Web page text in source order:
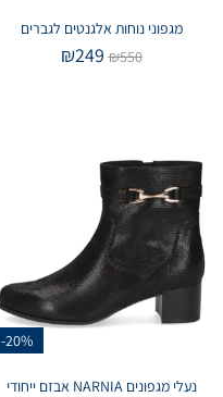
מגפוני נוחות אלגנטים לגברים
₪550
₪249
-20%
נעלי מגפונים NARNIA אבזם ייחודי